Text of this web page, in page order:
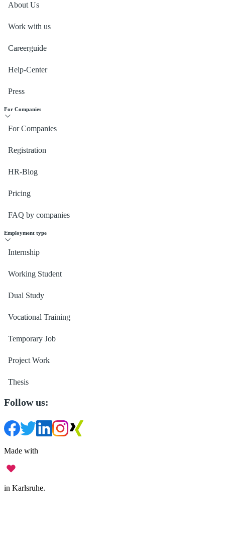
About Us
Work with us
Careerguide
Help-Center
Press
For Companies
For Companies
Registration
HR-Blog
Pricing
FAQ by companies
Employment type
Internship
Working Student
Dual Study
Vocational Training
Temporary Job
Project Work
Thesis
Follow us:
Made with
in Karlsruhe.